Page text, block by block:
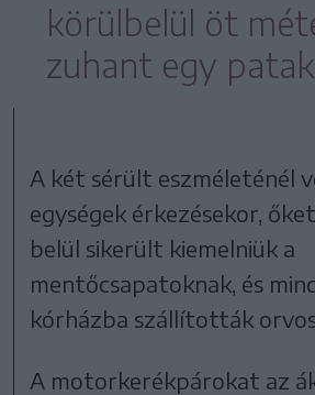
körülbelül öt
zuhant egy
A két sérült eszméleténél
egységek érkezésekor,
belül sikerült kiemelniük a
mentőcsapatoknak, és
kórházba szállították
A motorkerékpárokat az